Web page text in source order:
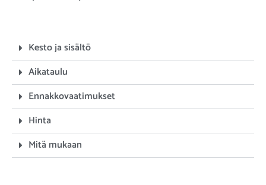
Kesto ja sisältö
Aikataulu
Ennakkovaatimukset
Hinta
Mitä mukaan